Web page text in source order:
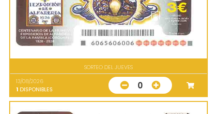
SORTEO DEL JUEVES
13/08/2026
1 DISPONIBLES 0